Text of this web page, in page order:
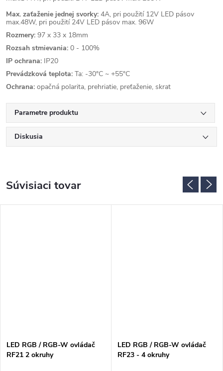
Max. zaťaženie jednej svorky: 4A, pri použití 12V LED pásov
max.48W, pri použití 24V LED pásov max. 96W
Rozmery: 97 x 33 x 18mm
Rozsah stmievania: 0 - 100%
IP ochrana: IP20
Prevádzková teplota: Ta: -30°C ~ +55°C
Ochrana: opačná polarita, prehriatie, preťaženie, skrat
Parametre produktu
Diskusia
Súvisiaci tovar
LED RGB / RGB-W ovládač
RF21 2 okruhy
LED RGB / RGB-W ovládač
RF23 - 4 okruhy